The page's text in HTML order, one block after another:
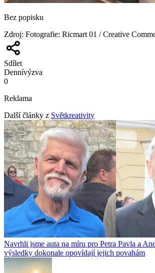
Bez popisku
Zdroj: Fotografie: Ricmart 01 / Creative
Sdílet
Dennívýzva
0
Reklama
Další články z Světkreativity
Navrhli jsme auta na míru pro Petra Pavla a
výsledky dokonale opovídají jejich povahám